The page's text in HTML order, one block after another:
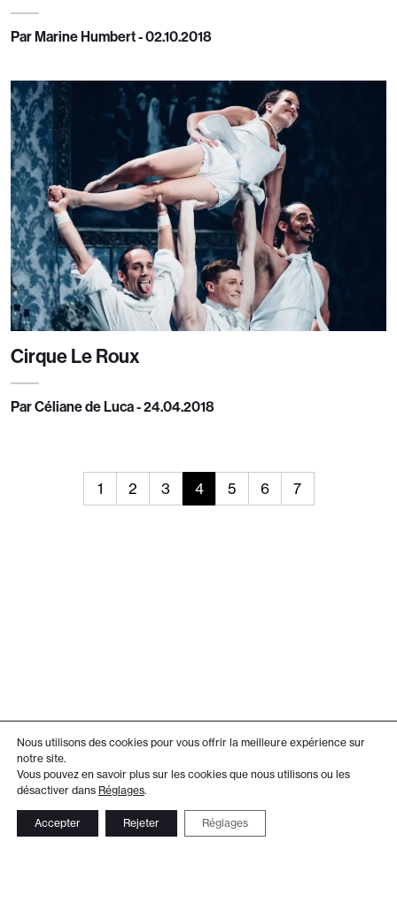
Par Marine Humbert - 02.10.2018
Cirque Le Roux
Par Céliane de Luca - 24.04.2018
1 2 3 4 5 6 7
Nous utilisons des cookies pour vous offrir la meilleure expérience sur
notre site.
Vous pouvez en savoir plus sur les cookies que nous utilisons ou les
désactiver dans Réglages.
Accepter Rejeter Réglages